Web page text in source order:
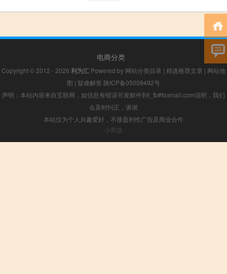
电商分类
Copyright © 2012 - 2026 利为汇 Powered by 网站分类目录 | 精选推荐文章 | 网站地
图 | 疑难解答 陕ICP备05009492号
声明：本站内容来自互联网，如信息有错误可发邮件到f_fb#foxmail.com说明，我们
会及时纠正，谢谢
本站仅为个人兴趣爱好，不接盈利性广告及商业合作
小男孩